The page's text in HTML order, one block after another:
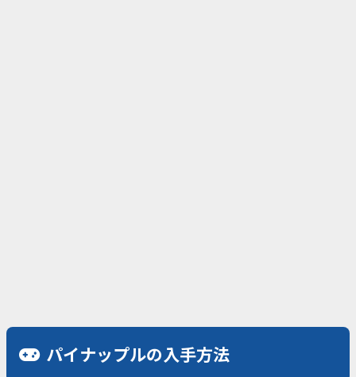
パイナップルの入手方法